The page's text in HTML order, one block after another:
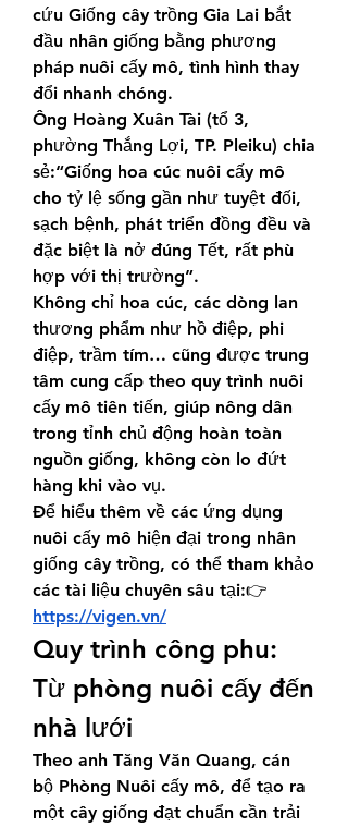
cứu Giống cây trồng Gia Lai bắt
đầu nhân giống bằng phương
pháp nuôi cấy mô, tình hình thay
đổi nhanh chóng.
Ông Hoàng Xuân Tài (tổ 3,
phường Thắng Lợi, TP. Pleiku) chia
sẻ:“Giống hoa cúc nuôi cấy mô
cho tỷ lệ sống gần như tuyệt đối,
sạch bệnh, phát triển đồng đều và
đặc biệt là nở đúng Tết, rất phù
hợp với thị trường”.
Không chỉ hoa cúc, các dòng lan
thương phẩm như hồ điệp, phi
điệp, trầm tím… cũng được trung
tâm cung cấp theo quy trình nuôi
cấy mô tiên tiến, giúp nông dân
trong tỉnh chủ động hoàn toàn
nguồn giống, không còn lo đứt
hàng khi vào vụ.
Để hiểu thêm về các ứng dụng
nuôi cấy mô hiện đại trong nhân
giống cây trồng, có thể tham khảo
https://vigen.vn/
Quy trình công phu:
Từ phòng nuôi cấy đến
nhà lưới
Theo anh Tăng Văn Quang, cán
bộ Phòng Nuôi cấy mô, để tạo ra
một cây giống đạt chuẩn cần trải